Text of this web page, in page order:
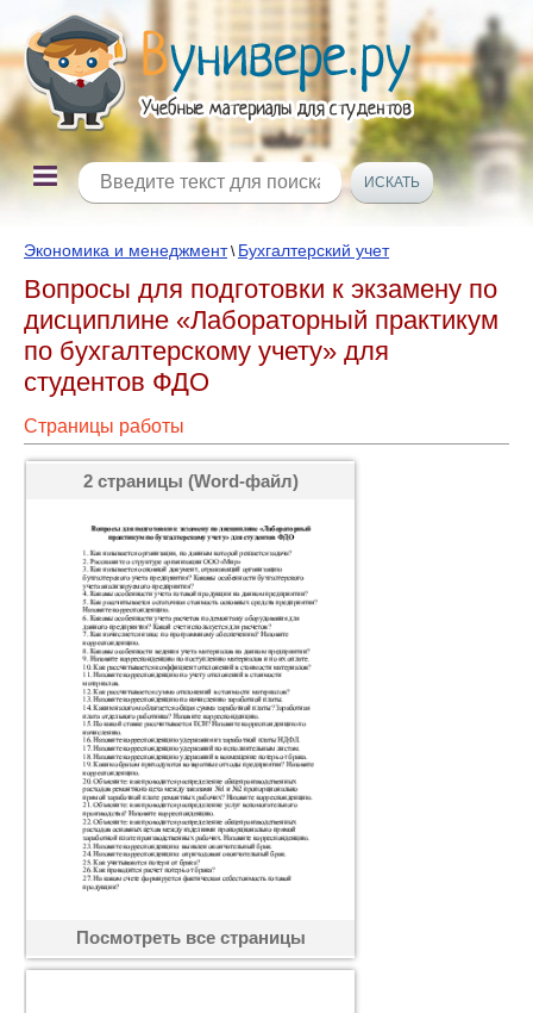
Экономика и менеджмент\ Бухгалтерский учет
Вопросы для подготовки к экзамену по
дисциплине «Лабораторный практикум
по бухгалтерскому учету» для
студентов ФДО
Страницы работы
2 страницы (Word-файл)
Посмотреть все страницы